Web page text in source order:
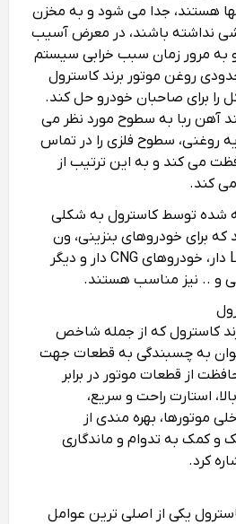
هستند، جدا می‌ شود و به مخزن
نداشته باشند، در معرض آسیب
و به مرور زمان سبب خرابی سیستم
روغن موتور برند کاسترول
برای صاحبان خودرو حل کند.
آهن ربا به سطوح مورد نظر می‌
روغنی، سطوح فلزی را در تماس
می‌ کند و به این ترتیب از
کند.
شده توسط کاسترول به شکلی
برای خودروهای بنزینی، ون‌
های سبک، دروهای LPG دار، خودروهای CNG دار و دیگر
و .. نیز مناسب هستند.
کاسترول که از جمله شاخص‌
به چسبندگی به قطعات جهت
از قطعات موتور در برابر
استارت راحت و سریع،
موتورها، بهره مندی از
و کمک به تدوام و ماندگاری
کرد.
یکی از اصلی‌ ترین عوامل